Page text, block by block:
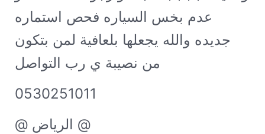
عدم بخس السياره فحص استماره
جديده والله يجعلها بلعافية لمن بتكون
0530251011
@ الرياض @